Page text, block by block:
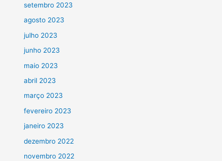
setembro 2023
agosto 2023
julho 2023
junho 2023
maio 2023
abril 2023
março 2023
fevereiro 2023
janeiro 2023
dezembro 2022
novembro 2022